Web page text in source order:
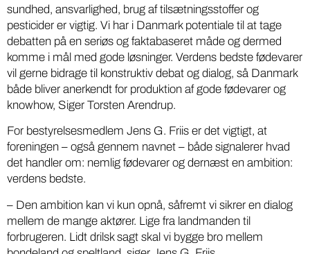
sundhed, ansvarlighed, brug af tilsætningsstoffer og
pesticider er vigtig. Vi har i Danmark potentiale til at tage
debatten på en seriøs og faktabaseret måde og dermed
komme i mål med gode løsninger. Verdens bedste fødevarer
vil gerne bidrage til konstruktiv debat og dialog, så Danmark
både bliver anerkendt for produktion af gode fødevarer og
knowhow, Siger Torsten Arendrup.
For bestyrelsesmedlem Jens G. Friis er det vigtigt, at
foreningen – også gennem navnet – både signalerer hvad
det handler om: nemlig fødevarer og dernæst en ambition:
verdens bedste.
– Den ambition kan vi kun opnå, såfremt vi sikrer en dialog
mellem de mange aktører. Lige fra landmanden til
forbrugeren. Lidt drilsk sagt skal vi bygge bro mellem